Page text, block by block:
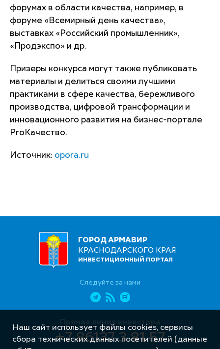
форумах в области качества, например, в
форуме «Всемирный день качества»,
выставках «Российский промышленник»,
«Продэкспо» и др.
Призеры конкурса могут также публиковать
материалы и делиться своими лучшими
практиками в сфере качества, бережливого
производства, цифровой трансформации и
инновационного развития на бизнес-портале
ProКачество.
Источник: opora.ru
ГОРОД АРМАВИР
КРАСНОДАРСКОГО КРАЯ
ИНВЕСТИЦИОННЫЙ ПОРТАЛ
Следуйте за нами
Прямая линия инвестора
+7 86137 3 81 57
Наш сайт использует файлы cookies, сервисы
сбора технических данных посетителей (данные